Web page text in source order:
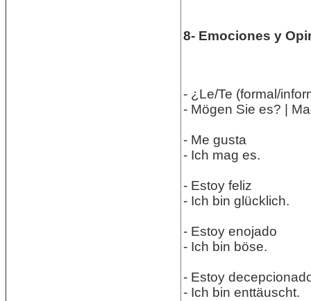
8- Emociones y
- ¿Le/Te (formal/
- Mögen Sie es? |
- Me gusta
- Ich mag es.
- Estoy feliz
- Ich bin glücklich.
- Estoy enojado
- Ich bin böse.
- Estoy
- Ich bin enttäuscht.